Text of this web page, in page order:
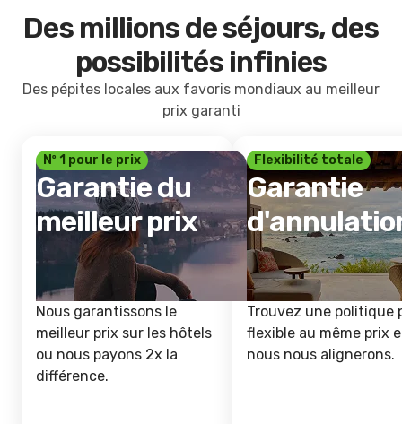
Des millions de séjours, des
possibilités infinies
Des pépites locales aux favoris mondiaux au meilleur
prix garanti
Nº 1 pour le prix
Garantie du
meilleur prix
Nous garantissons le
meilleur prix sur les hôtels
ou nous payons 2x la
différence.
Flexibilité totale
Garantie
Trouvez une politique
flexible au même prix
nous nous alignerons.